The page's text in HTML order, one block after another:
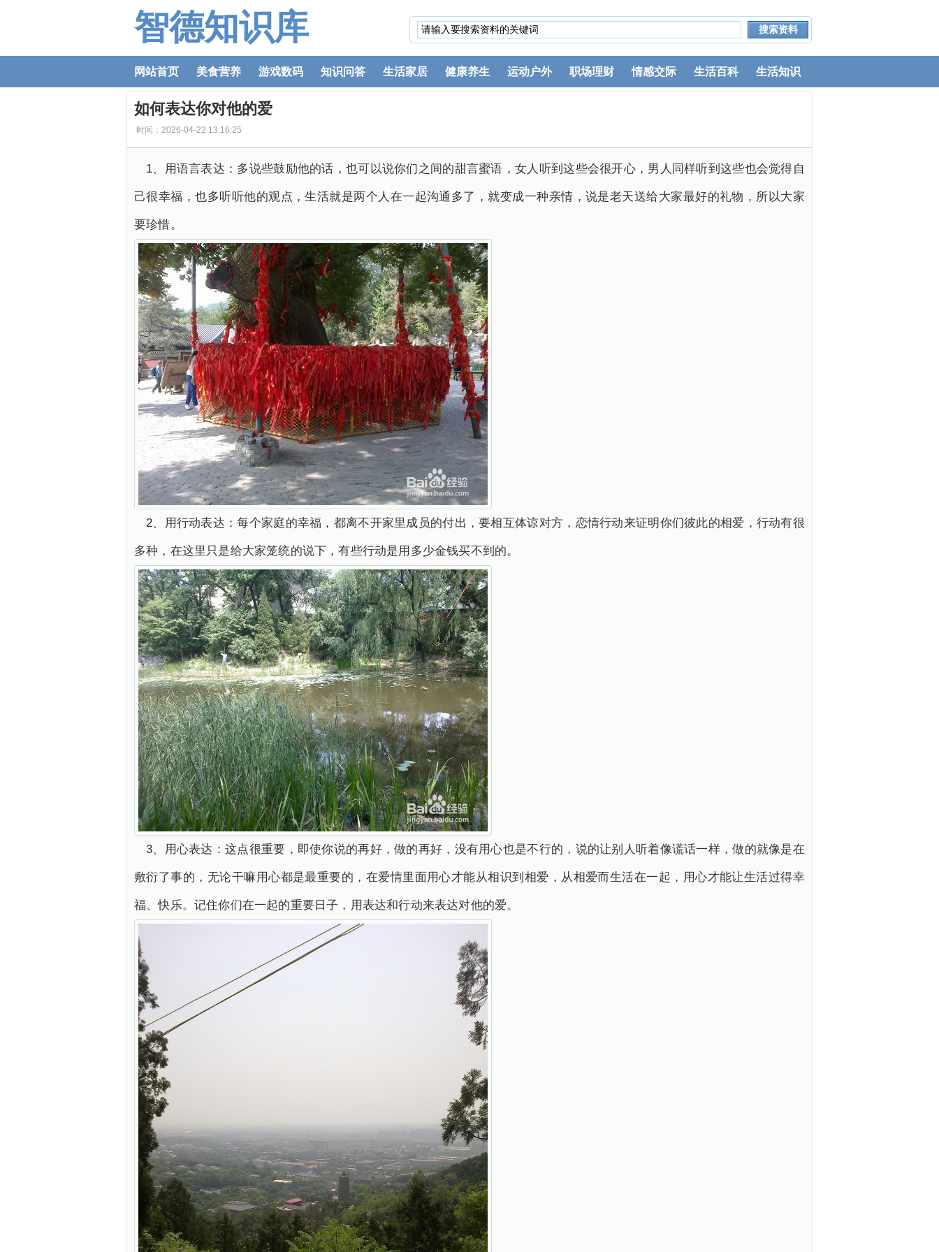
智德知识库
网站首页 美食营养 游戏数码 知识问答 生活家居 健康养生 运动户外 职场理财 情感交际 生活百科 生活知识
如何表达你对他的爱
时间：2026-04-22 13:16:25
1、用语言表达：多说些鼓励他的话，也可以说你们之间的甜言蜜语，女人听到这些会很开心，男人同样听到这些也会觉得自
己很幸福，也多听听他的观点，生活就是两个人在一起沟通多了，就变成一种亲情，说是老天送给大家最好的礼物，所以大家
要珍惜。
2、用行动表达：每个家庭的幸福，都离不开家里成员的付出，要相互体谅对方，恋情行动来证明你们彼此的相爱，行动有很
多种，在这里只是给大家笼统的说下，有些行动是用多少金钱买不到的。
3、用心表达：这点很重要，即使你说的再好，做的再好，没有用心也是不行的，说的让别人听着像谎话一样，做的就像是在
敷衍了事的，无论干嘛用心都是最重要的，在爱情里面用心才能从相识到相爱，从相爱而生活在一起，用心才能让生活过得幸
福、快乐。记住你们在一起的重要日子，用表达和行动来表达对他的爱。